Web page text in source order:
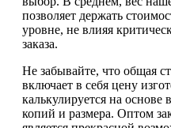
позволяет держать
уровне, не влияя
заказа.
Не забывайте, что общая
включает в себя цену
калькулируется на основе
копий и размера. Оптом